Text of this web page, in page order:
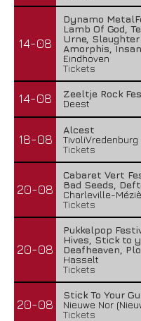
14-08
Dynamo
Lamb Of God,
Urne, Slaughter
Amorphis,
Eindhoven
Tickets
14-08
Zeeltje Rock
Deest
18-08
Alcest
Tickets
20-08
Cabaret Vert
Bad Seeds,
Charleville-
Tickets
20-08
Pukkelpop
Hives, Stick to
Deafheaven,
Hasselt
Tickets
20-08
Stick To Your
Nieuwe Nor
Tickets